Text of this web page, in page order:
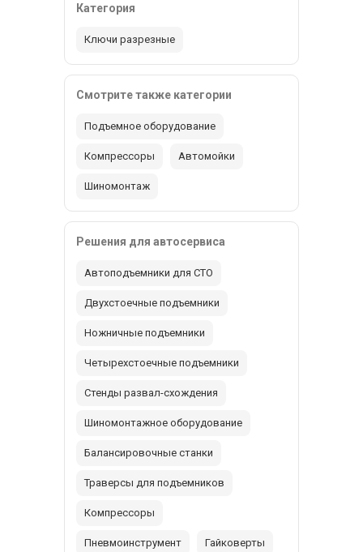
Категория
Ключи разрезные
Смотрите также категории
Подъемное оборудование
Компрессоры Автомойки
Шиномонтаж
Решения для автосервиса
Автоподъемники для СТО
Двухстоечные подъемники
Ножничные подъемники
Четырехстоечные подъемники
Стенды развал-схождения
Шиномонтажное оборудование
Балансировочные станки
Траверсы для подъемников
Компрессоры
Пневмоинструмент Гайковерты